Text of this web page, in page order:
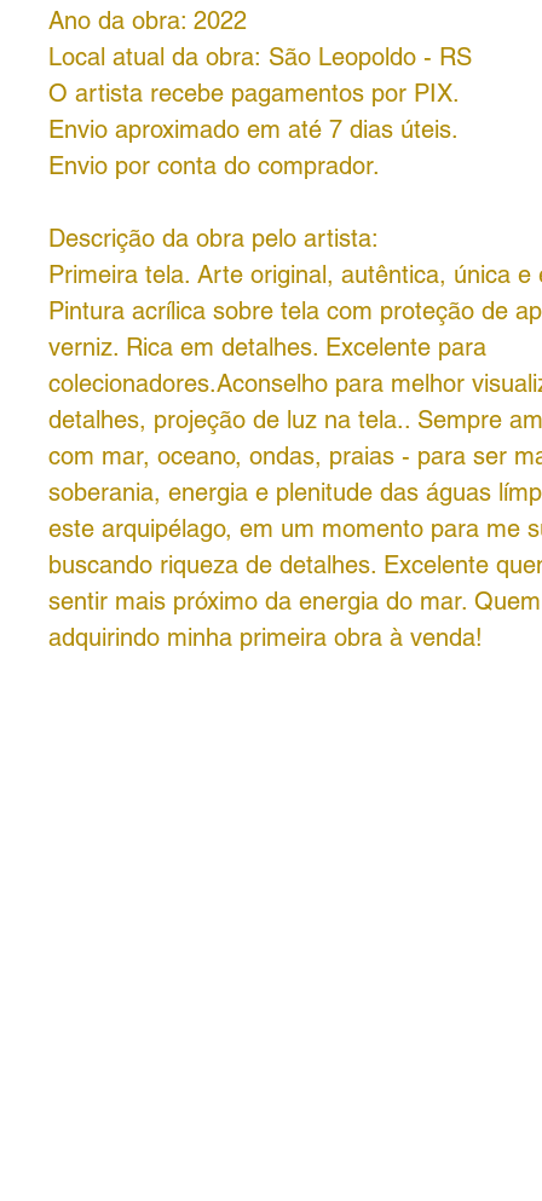
Ano da obra: 2022
Local atual da obra: São Leopoldo - RS
O artista recebe pagamentos por PIX.
Envio aproximado em até 7 dias úteis.
Envio por conta do comprador.
Descrição da obra pelo artista:
Primeira tela. Arte original, autêntica, única e
Pintura acrílica sobre tela com proteção de
verniz. Rica em detalhes. Excelente para
colecionadores.Aconselho para melhor
detalhes, projeção de luz na tela.. Sempre
com mar, oceano, ondas, praias - para ser
soberania, energia e plenitude das águas
este arquipélago, em um momento para me
buscando riqueza de detalhes. Excelente
sentir mais próximo da energia do mar.
adquirindo minha primeira obra à venda!